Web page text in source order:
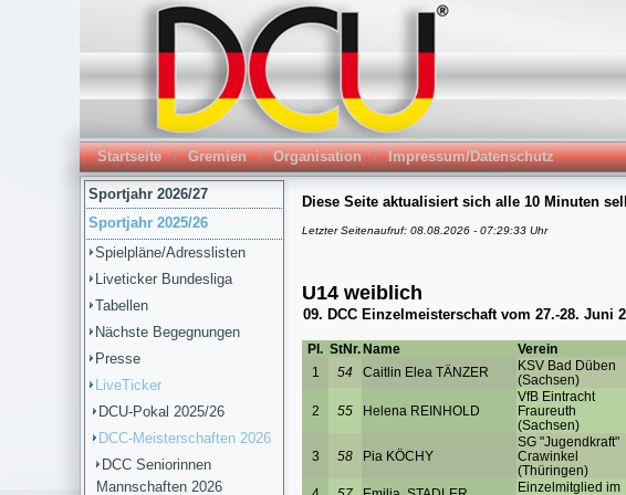
Startseite Gremien Organisation Impressum/Datenschutz
Sportjahr 2026/27
Sportjahr 2025/26
Spielpläne/Adresslisten
Liveticker Bundesliga
Tabellen
Nächste Begegnungen
Presse
LiveTicker
DCU-Pokal 2025/26
DCC-Meisterschaften 2026
DCC Seniorinnen
Mannschaften 2026